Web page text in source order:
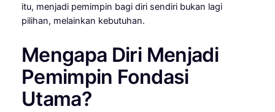
itu, menjadi pemimpin bagi diri sendiri bukan lagi
pilihan, melainkan kebutuhan.
Mengapa Diri Menjadi
Pemimpin Fondasi
Utama?